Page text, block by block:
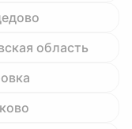
область